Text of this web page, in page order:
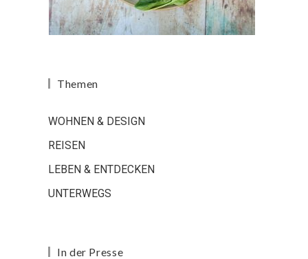
Themen
WOHNEN & DESIGN
REISEN
LEBEN & ENTDECKEN
UNTERWEGS
In der Presse